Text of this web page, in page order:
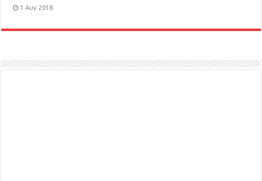
1 Αυγ 2018